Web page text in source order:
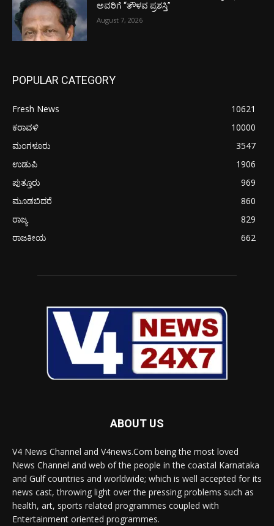
ಅವರಿಗೆ “ತೌಳವ ಪ್ರಶಸ್ತಿ”
August 7, 2026
POPULAR CATEGORY
Fresh News
10621
ಕರಾವಳಿ
10000
ಮಂಗಳೂರು
3547
ಉಡುಪಿ
1906
ಪುತ್ತೂರು
969
ಮೂಡಬಿದರೆ
860
ರಾಜ್ಯ
829
ರಾಜಕೀಯ
662
ABOUT US
V4 News Channel and V4news.Com being the most loved
News Channel and web of the people in the coastal Karnataka
and Gulf countries and worldwide; which is well accepted for its
news cast, throwing light over the pressing problems such as
health, art, sports related programmes coupled with
Entertainment oriented programmes.